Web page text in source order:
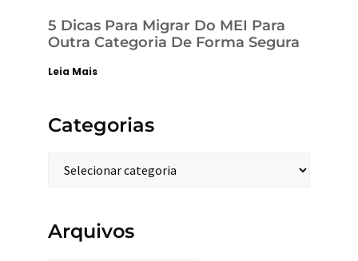
5 Dicas Para Migrar Do MEI Para
Outra Categoria De Forma Segura
Leia Mais
Categorias
Arquivos